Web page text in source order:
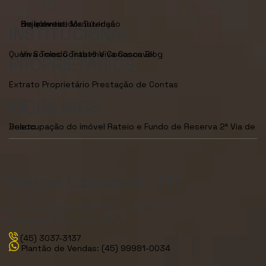
Seja Investidor
Dúvidas Frequentes
Manutenção de Imóveis
INSTITUCIONAL
Quem Somos Contato Viva Cascavel
Viva Toledo Trabalhe Conosco Blog
PROPRIETÁRIOS
Extrato Proprietário Prestação de Contas
Desocupação do imóvel Rateio e Fundo de Reserva
2ª Via de Boleto
(45) 3037-3137
Plantão de Vendas: (45) 99981-0034